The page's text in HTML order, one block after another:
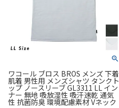
ワコール ブロス BROS メンズ 下着
肌着 男性用 メンズシャツ タンクト
ップ ノースリーブ GL3311 LL イン
ナー 無地 吸放湿性 吸汗速乾 通気
性 抗菌防臭 環境配慮素材 Vネック